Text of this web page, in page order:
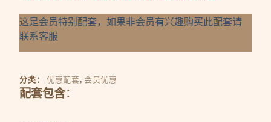
这是会员特别配套，如果非会员有兴趣购买此配套请
联系客服
分类：优惠配套, 会员优惠
配套包含：